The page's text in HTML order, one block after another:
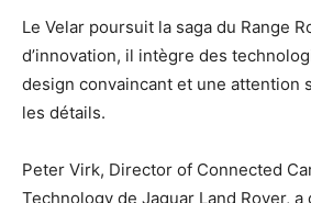
Le Velar poursuit la saga du Range
d’innovation, il intègre des
design convaincant et une attention
les détails.
Peter Virk, Director of Connected
Technology de Jaguar Land Rover, a